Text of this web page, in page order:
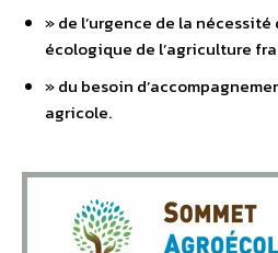
» de l’urgence de la
écologique de l’agriculture
» du besoin
agricole.